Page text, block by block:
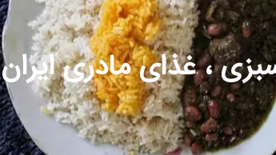
، غذای مادری ایران